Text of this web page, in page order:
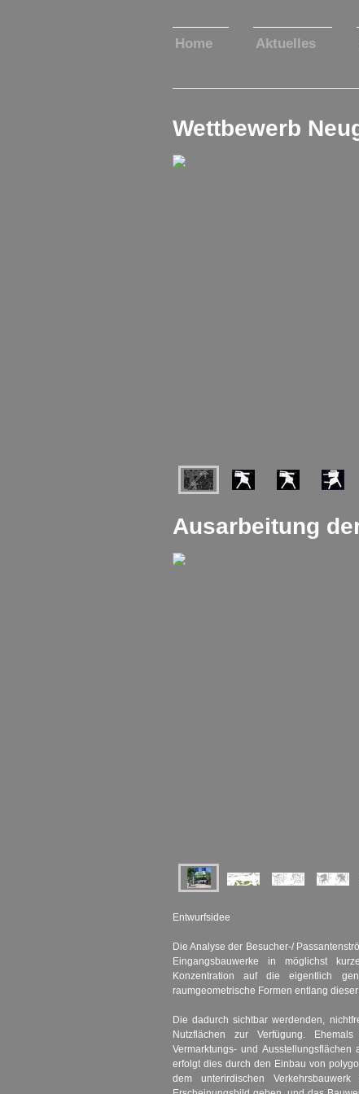
Home Aktuelles
Wettbewerb
Ausarbeitung
Entwurfsidee
Die Analyse der Besucher-/
Eingangsbauwerke in möglichst
Konzentration auf die eigentlich
raumgeometrische Formen entlang
Die dadurch sichtbar werdenden,
Nutzflächen zur Verfügung.
Vermarktungs- und
erfolgt dies durch den Einbau von
dem unterirdischen